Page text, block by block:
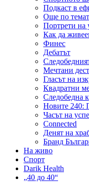
Подкаст в
Още по
Портрети на
Как да
Финес
Дебатът
Мечтани
Гласът на
Квадратни
Следобедна
Новите 240:
Часът на
Connected
Денят на
Бранд
На живо
Спорт
Darik Health
„40 до 40“